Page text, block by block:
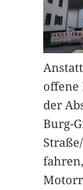
offene
der
Burg-